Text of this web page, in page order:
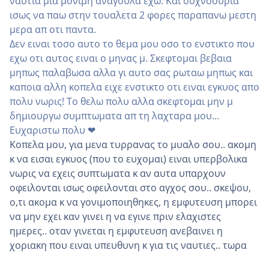
ισως να παω στην τουαλετα 2 φορες παραπανω μεστη
μερα απ οτι παντα.
Δεν ειναι τοσο αυτο το θεμα μου οσο το ενστικτο που
εχω οτι αυτος ειναι ο μηνας μ. Σκεφτομαι βεβαια
μηπως παλαβωσα αλλα γι αυτο σας ρωταω μηπως και
καποια αλλη κοπελα ειχε ενστικτο οτι ειναι εγκυος απο
πολυ νωρις! Το θελω πολυ αλλα σκεφτομαι μην μ
δημιουργω συμπτωματα απ τη λαχταρα μου...
Ευχαριστω πολυ ❤
Κοπελα μου, για μενα τυρρανας το μυαλο σου.. ακομη
κ να εισαι εγκυος (που το ευχομαι) ειναι υπερβολικα
νωρις να εχεις συπτωματα κ αν αυτα υπαρχουν
οφειλονται ισως οφειλονται στο αγχος σου.. σκεψου,
ο,τι ακομα κ να γονιμοποιηθηκες, η εμφυτευση μπορει
να μην εχει καν γινει η να εγινε πριν ελαχιστες
ημερες.. οταν γινεται η εμφυτευση ανεβαινει η
χοριακη που ειναι υπευθυνη κ για τις ναυτιες.. τωρα